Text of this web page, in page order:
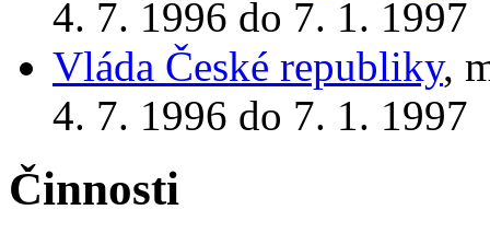
4. 7. 1996 do 7. 1. 1997
Vláda České republiky,
4. 7. 1996 do 7. 1. 1997
Činnosti